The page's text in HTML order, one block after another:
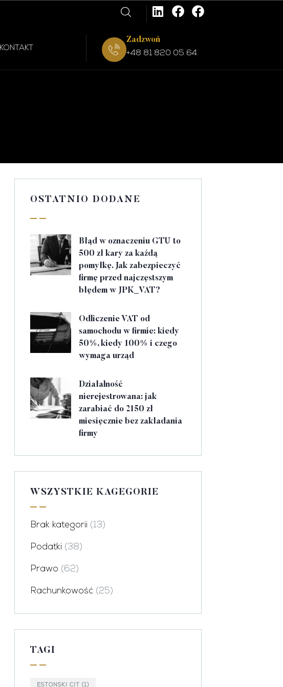
KONTAKT
Zadzwoń
+48 81 820 05 64
OSTATNIO DODANE
Błąd w oznaczeniu GTU to
500 zł kary za każdą
pomyłkę. Jak zabezpieczyć
firmę przed najczęstszym
błędem w JPK_VAT?
Odliczenie VAT od
samochodu w firmie: kiedy
50%, kiedy 100% i czego
wymaga urząd
Działalność
nierejestrowana: jak
zarabiać do 2150 zł
miesięcznie bez zakładania
firmy
WSZYSTKIE KAGEGORIE
Brak kategorii (13)
Podatki (38)
Prawo (62)
Rachunkowość (25)
TAGI
ESTOŃSKI CIT (1)